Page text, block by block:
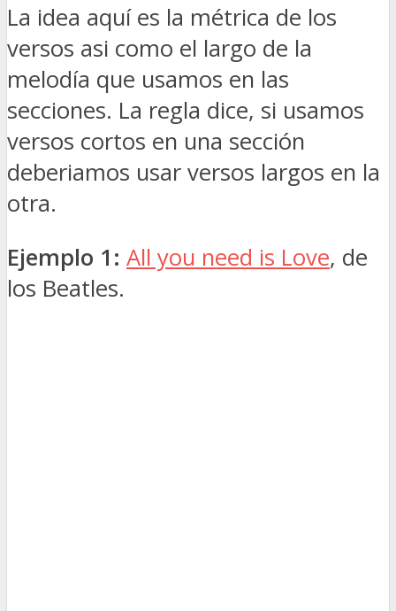
La idea aquí es la métrica de los
versos asi como el largo de la
melodía que usamos en las
secciones. La regla dice, si usamos
versos cortos en una sección
deberiamos usar versos largos en la
otra.
Ejemplo 1: All you need is Love, de
los Beatles.